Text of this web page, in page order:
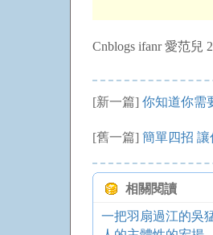
Cnblogs ifanr 愛范兒
[新一篇] 你知道你需
[舊一篇] 簡單四招
相關閱讀
一把羽扇過江的吳